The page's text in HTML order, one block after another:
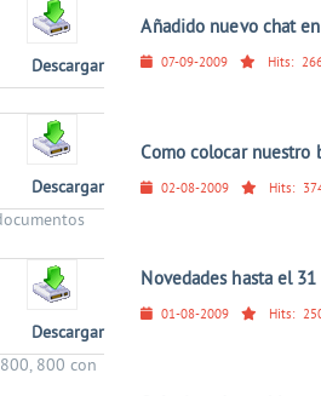
Descargar
Descargar
Descargar
800 con
Añadido nuevo chat
07-09-2009 Hits:
Como colocar nuestro
02-08-2009 Hits:
Novedades hasta el
01-08-2009 Hits: